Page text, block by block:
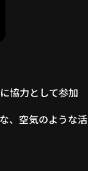
協力として参加
、空気のような活